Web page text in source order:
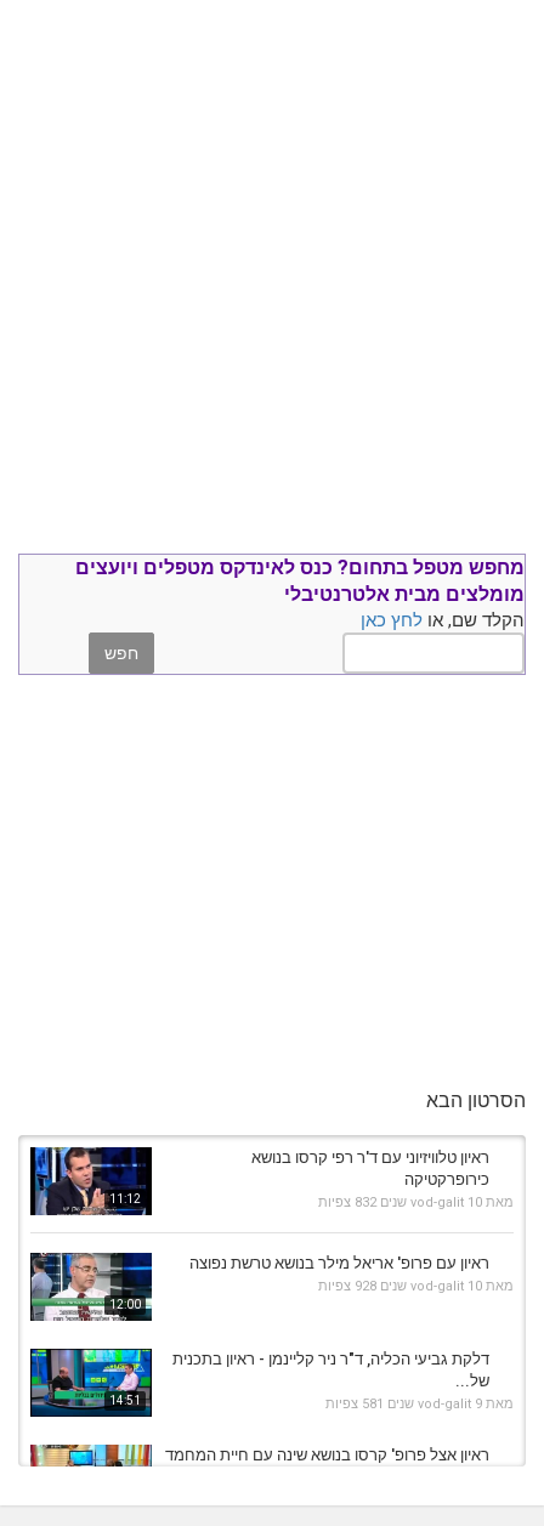
מחפש מטפל בתחום? כנס לאינדקס מטפלים ויועצים
מומלצים מבית אלטרנטיבלי
הקלד שם, או לחץ כאן
הסרטון הבא
11:12
ראיון טלוויזיוני עם ד'ר רפי קרסו בנושא
כירופרקטיקה
מאת vod-galit 10 שנים 832 צפיות
12:00
ראיון עם פרופ' אריאל מילר בנושא טרשת נפוצה
מאת vod-galit 10 שנים 928 צפיות
14:51
דלקת גביעי הכליה, ד"ר ניר קליינמן - ראיון בתכנית
של...
מאת vod-galit 9 שנים 581 צפיות
ראיון אצל פרופ' קרסו בנושא שינה עם חיית המחמד